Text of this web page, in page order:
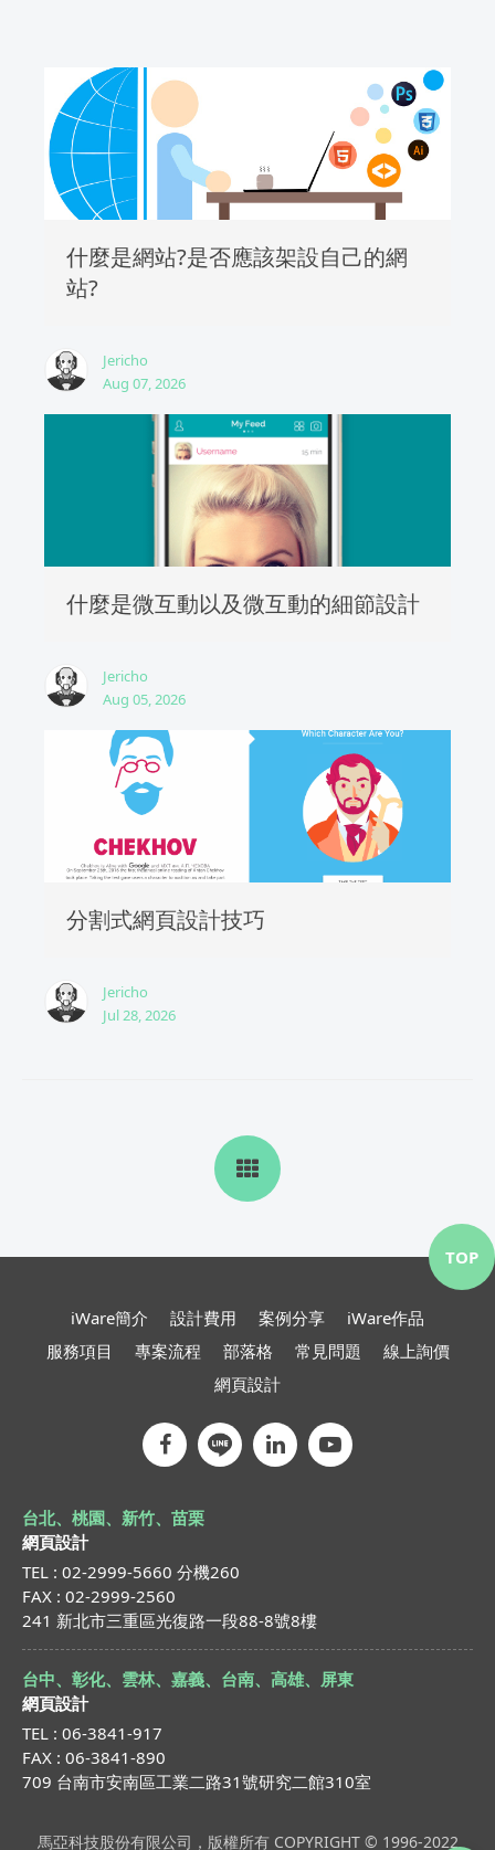
什麼是網站?是否應該架設自己的網
站?
Jericho
Aug 07, 2026
什麼是微互動以及微互動的細節設計
Jericho
Aug 05, 2026
分割式網頁設計技巧
Jericho
Jul 28, 2026
iWare簡介 設計費用 案例分享
iWare作品
服務項目
專案流程 部落格 常見問題
線上詢價
網頁設計
台北、桃園、新竹、苗栗
網頁設計
TEL : 02-2999-5660 分機260
FAX : 02-2999-2560
241 新北市三重區光復路一段88-8號8樓
台中、彰化、雲林、嘉義、台南、高雄、屏東
網頁設計
TEL : 06-3841-917
FAX : 06-3841-890
709 台南市安南區工業二路31號研究二館310室
馬亞科技股份有限公司，版權所有 COPYRIGHT © 1996-2022
TOP